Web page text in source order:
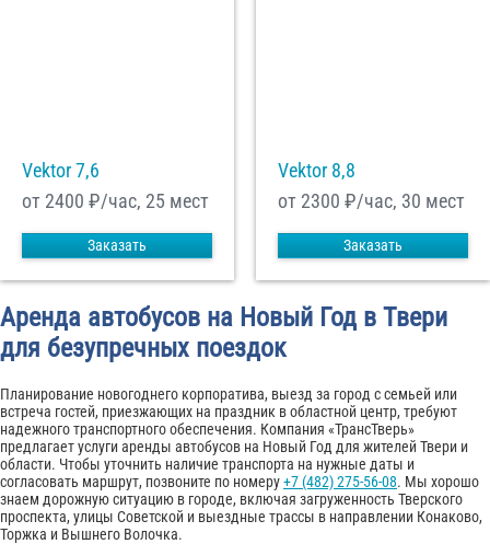
Vektor 7,6
от 2400 ₽/час, 25 мест
Заказать
Vektor 8,8
от 2300 ₽/час, 30 мест
Заказать
Аренда автобусов на Новый Год в Твери
для безупречных поездок
Планирование новогоднего корпоратива, выезд за город с семьей или
встреча гостей, приезжающих на праздник в областной центр, требуют
надежного транспортного обеспечения. Компания «ТрансТверь»
предлагает услуги аренды автобусов на Новый Год для жителей Твери и
области. Чтобы уточнить наличие транспорта на нужные даты и
согласовать маршрут, позвоните по номеру+7 (482) 275-56-08. Мы хорошо
знаем дорожную ситуацию в городе, включая загруженность Тверского
проспекта, улицы Советской и выездные трассы в направлении Конаково,
Торжка и Вышнего Волочка.